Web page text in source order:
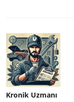
Kronik Uzmanı